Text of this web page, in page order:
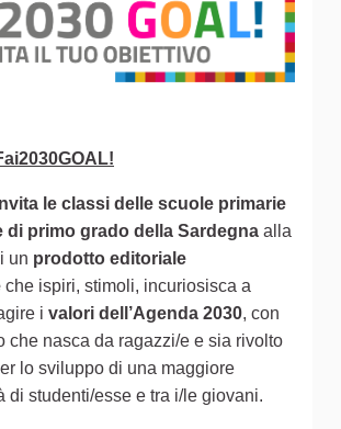
le classi delle scuole primarie
di primo grado della Sardegna alla
un prodotto editoriale
che ispiri, stimoli, incuriosisca a
i valori dell’Agenda 2030, con
che nasca da ragazzi/e e sia rivolto
lo sviluppo di una maggiore
di studenti/esse e tra i/le giovani.